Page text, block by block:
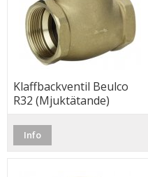
Klaffbackventil Beulco
R32 (Mjuktätande)
Info